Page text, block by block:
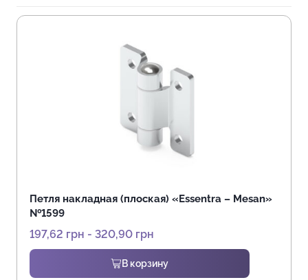
Петля накладная (плоская) «Essentra – Mesan»
№1599
197,62 грн - 320,90 грн
В корзину